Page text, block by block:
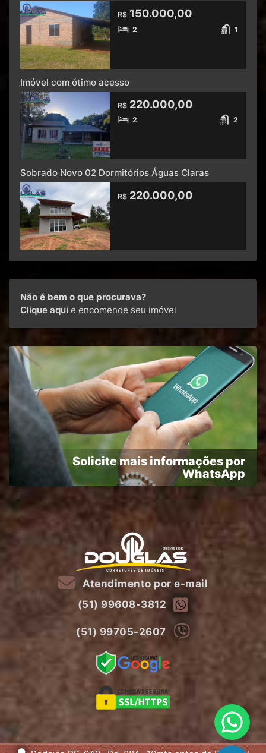
R$ 150.000,00
2 1
Imóvel com ótimo acesso
R$ 220.000,00
2 2
Sobrado Novo 02 Dormitórios Águas Claras
R$ 220.000,00
Não é bem o que procurava?
Clique aqui e encomende seu imóvel
Solicite mais informações por
WhatsApp
Atendimento por e-mail
(51) 99608-3812
(51) 99705-2607